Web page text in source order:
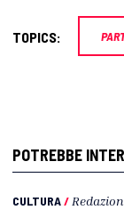
TOPICS:
POTREBBE
CULTURA/